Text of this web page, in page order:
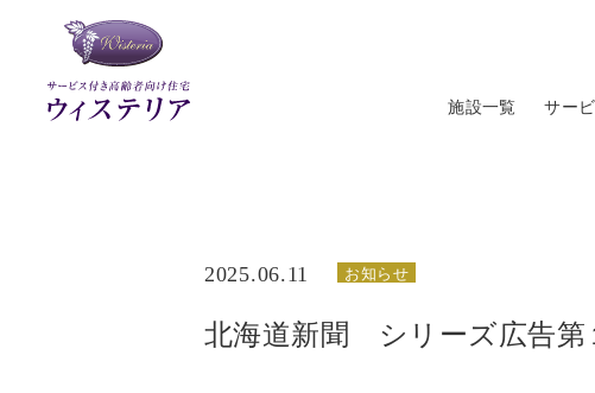
施設一覧
ウィステリア南1
サー
2025.06.11 お知らせ
北海道新聞 シリーズ広告第